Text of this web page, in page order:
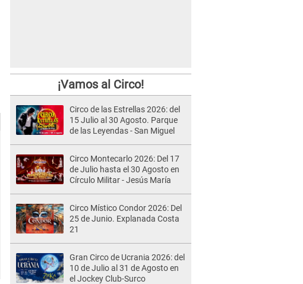
¡Vamos al Circo!
Circo de las Estrellas 2026: del
15 Julio al 30 Agosto. Parque
de las Leyendas - San Miguel
Circo Montecarlo 2026: Del 17
de Julio hasta el 30 Agosto en
Círculo Militar - Jesús María
Circo Místico Condor 2026: Del
25 de Junio. Explanada Costa
21
Gran Circo de Ucrania 2026: del
10 de Julio al 31 de Agosto en
el Jockey Club-Surco